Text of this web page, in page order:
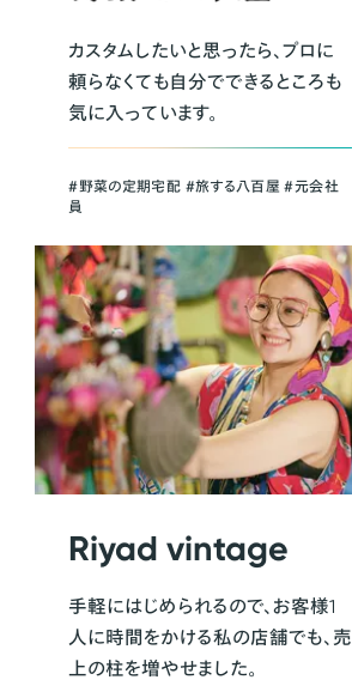
カスタムしたいと思ったら、プロに
頼らなくても自分でできるところも
気に入っています。
＃野菜の定期宅配 ＃旅する八百屋 ＃元会社
員
Riyad vintage
手軽にはじめられるので、お客様1
人に時間をかける私の店舗でも、売
上の柱を増やせました。